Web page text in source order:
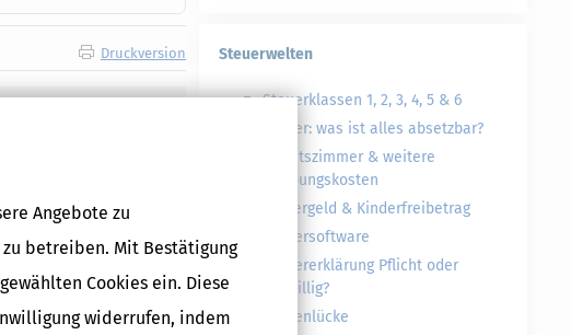
Angebote zu
betreiben. Mit Bestätigung
Cookies ein. Diese
widerrufen, indem
Druckversion
Definition, Erklärung
Steuerwelten
Steuerklassen 1, 2, 3, 4, 5 & 6
Steuer: was ist alles absetzbar?
Arbeitszimmer & weitere
Werbungskosten
Kindergeld & Kinderfreibetrag
Steuersoftware
Steuererklärung Pflicht oder
freiwillig?
Rentenlücke